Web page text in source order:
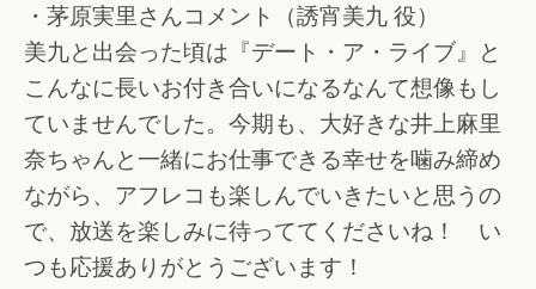
・茅原実里さんコメント（誘宵美九 役）
美九と出会った頃は『デート・ア・ライブ』と
こんなに長いお付き合いになるなんて想像もし
ていませんでした。今期も、大好きな井上麻里
奈ちゃんと一緒にお仕事できる幸せを噛み締め
ながら、アフレコも楽しんでいきたいと思うの
で、放送を楽しみに待っててくださいね！ い
つも応援ありがとうございます！